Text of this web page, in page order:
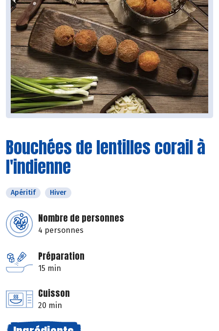
Bouchées de lentilles corail à
l'indienne
Apéritif Hiver
Nombre de personnes
4 personnes
Préparation
15 min
Cuisson
20 min